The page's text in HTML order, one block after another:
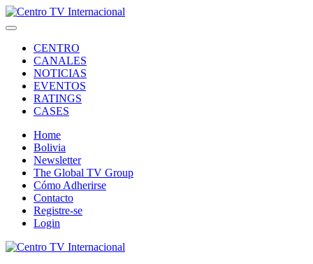
CENTRO
CANALES
NOTICIAS
EVENTOS
RATINGS
CASES
Home
Bolivia
Newsletter
The Global TV Group
Cómo Adherirse
Contacto
Registre-se
Login